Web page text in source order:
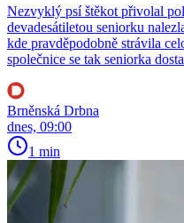
Nezvyklý psí štěkot přivolal
devadesátiletou seniorku
kde pravděpodobně strávila
společnice se tak seniorka
Brněnská Drbna
dnes, 09:00
1 min